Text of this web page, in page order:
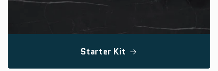
Starter Kit